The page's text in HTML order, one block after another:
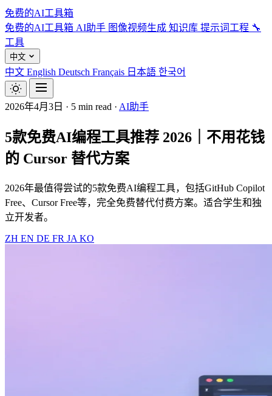
免费的AI工具箱
免费的AI工具箱 AI助手 图像视频生成 知识库 提示词工程 🔧
工具
中文
中文 English Deutsch Français 日本語 한국어
2026年4月3日 · 5 min read · AI助手
5款免费AI编程工具推荐 2026｜不用花钱
的 Cursor 替代方案
2026年最值得尝试的5款免费AI编程工具，包括GitHub Copilot
Free、Cursor Free等，完全免费替代付费方案。适合学生和独
立开发者。
ZH EN DE FR JA KO